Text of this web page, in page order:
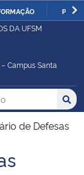
DA UFSM
Campus Santa
no Sítio
de Defesas